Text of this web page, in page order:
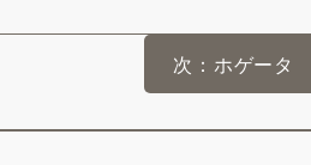
次：ホゲータ